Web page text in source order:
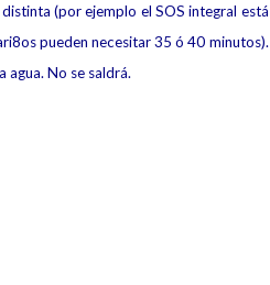
(por ejemplo el SOS integral está
pueden necesitar 35 ó 40 minutos).
agua. No se saldrá.